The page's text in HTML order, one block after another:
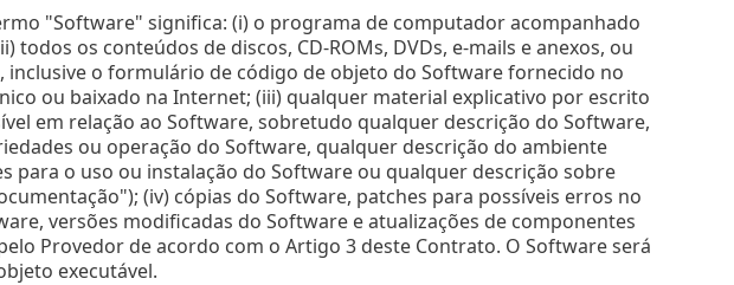
"Software" significa: (i) o programa de computador acompanhado
os conteúdos de discos, CD-ROMs, DVDs, e-mails e anexos, ou
o formulário de código de objeto do Software fornecido no
ou baixado na Internet; (iii) qualquer material explicativo por escrito
em relação ao Software, sobretudo qualquer descrição do Software,
ou operação do Software, qualquer descrição do ambiente
para o uso ou instalação do Software ou qualquer descrição sobre
(iv) cópias do Software, patches para possíveis erros no
versões modificadas do Software e atualizações de componentes
Provedor de acordo com o Artigo 3 deste Contrato. O Software será
executável.